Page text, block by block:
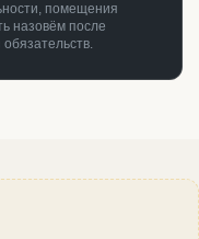
помещения
назовём после